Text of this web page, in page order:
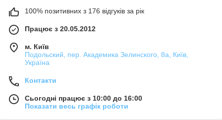
100% позитивних з 176 відгуків за рік
Працює з 20.05.2012
м. Київ
Подольский, пер. Академика Зелинского, 8а, Київ,
Україна
Контакти
Сьогодні працює з 10:00 до 16:00
Показати весь графік роботи